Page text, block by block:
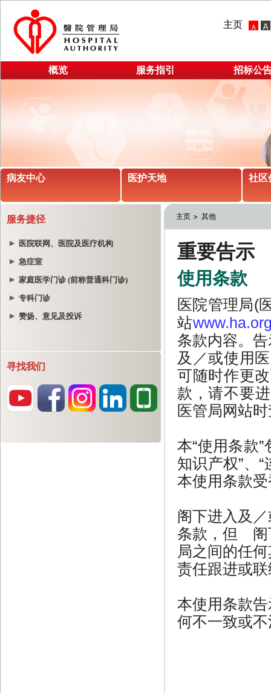
主页
概览 服务指引 招标公
病友中心 医护天地 社区
服务捷径
医院联网、医院及医疗机构
急症室
家庭医学门诊 (前称普通科门诊)
专科门诊
赞扬、意见及投诉
寻找我们
主页 其他